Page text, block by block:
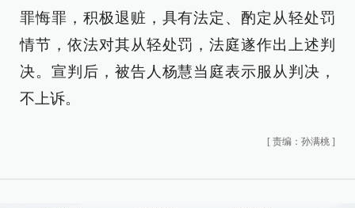
罪悔罪，积极退赃，具有法定、酌定从轻处罚
情节，依法对其从轻处罚，法庭遂作出上述判
决。宣判后，被告人杨慧当庭表示服从判决，
不上诉。
[ 责编：孙满桃 ]